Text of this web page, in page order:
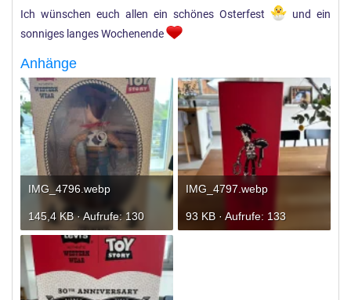
Ich wünschen euch allen ein schönes Osterfest
und ein
sonniges langes Wochenende
Anhänge
IMG_4796.webp
145,4 KB · Aufrufe: 130
IMG_4797.webp
93 KB · Aufrufe: 133